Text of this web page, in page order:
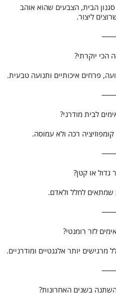
הבית, הצבעים שהוא אוהב
ליצור.
הכי יוקרתי?
פרחים איכותיים ותנועה טבעית.
לבית מודרני?
רכה ולא עמוסה.
גדול או קטן?
שמתאים לחלל ולאדם.
לזר רומנטי?
מרגישים יותר אלגנטיים ומודרניים.
בשנים האחרונות?